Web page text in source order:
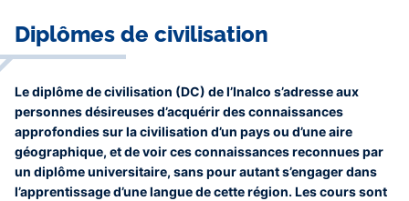
Diplômes de civilisation
Le diplôme de civilisation (DC) de l’Inalco s’adresse aux
personnes désireuses d’acquérir des connaissances
approfondies sur la civilisation d’un pays ou d’une aire
géographique, et de voir ces connaissances reconnues par
un diplôme universitaire, sans pour autant s’engager dans
l’apprentissage d’une langue de cette région. Les cours sont